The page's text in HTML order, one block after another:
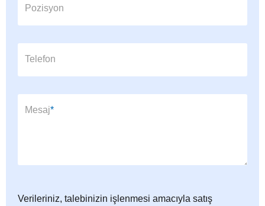
Pozisyon
Telefon
Zorunlu alan
Mesaj*
Verileriniz, talebinizin işlenmesi amacıyla satış